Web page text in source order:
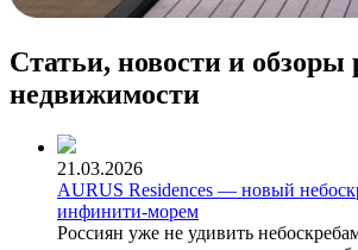
Статьи, новости и
недвижимости
21.03.2026
AURUS Residences — новый
инфинити-морем
Россиян уже не удивить